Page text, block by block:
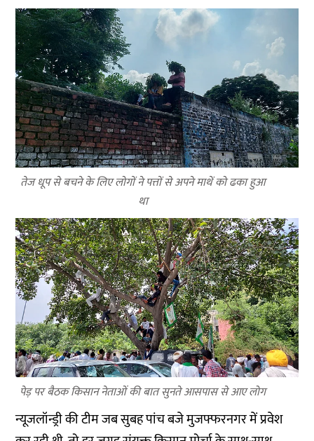
तेज धूप से बचने के लिए लोगों ने पत्तों से अपने माथें को ढका हुआ
था
पेड़ पर बैठक किसान नेताओं की बात सुनते आसपास से आए लोग
न्यूजलॉन्ड्री की टीम जब सुबह पांच बजे मुजफ्फरनगर में प्रवेश